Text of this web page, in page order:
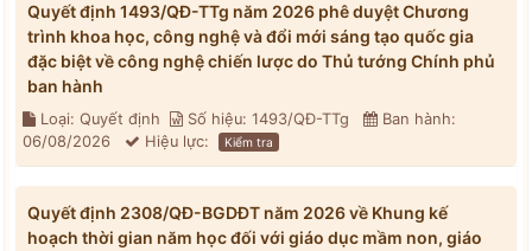
Quyết định 1493/QĐ-TTg năm 2026 phê duyệt Chương
trình khoa học, công nghệ và đổi mới sáng tạo quốc gia
đặc biệt về công nghệ chiến lược do Thủ tướng Chính phủ
ban hành
Loại: Quyết định Số hiệu: 1493/QĐ-TTg
Ban hành:
06/08/2026
Hiệu lực: Kiểm tra
Quyết định 2308/QĐ-BGDĐT năm 2026 về Khung kế
hoạch thời gian năm học đối với giáo dục mầm non, giáo